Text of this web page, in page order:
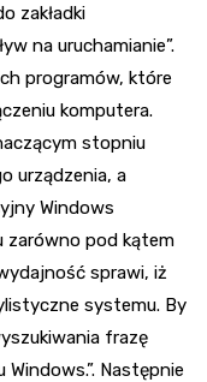
zakładki
na uruchamianie”.
programów, które
komputera.
stopniu
urządzenia, a
Windows
zarówno pod kątem
sprawi, iż
systemu. By
frazę
Następnie